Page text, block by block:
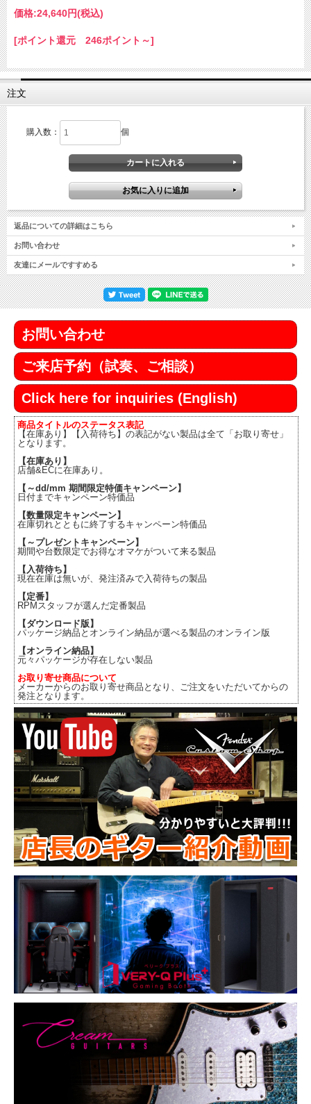
価格:24,640円(税込)
[ポイント還元 246ポイント～]
注文
購入数： 個
返品についての詳細はこちら
お問い合わせ
友達にメールですすめる
お問い合わせ
ご来店予約（試奏、ご相談）
Click here for inquiries (English)
商品タイトルのステータス表記
【在庫あり】【入荷待ち】の表記がない製品は全て「お取り寄せ」
となります。
【在庫あり】
店舗&ECに在庫あり。
【～dd/mm 期間限定特価キャンペーン】
日付までキャンペーン特価品
【数量限定キャンペーン】
在庫切れとともに終了するキャンペーン特価品
【～プレゼントキャンペーン】
期間や台数限定でお得なオマケがついて来る製品
【入荷待ち】
現在在庫は無いが、発注済みで入荷待ちの製品
【定番】
RPMスタッフが選んだ定番製品
【ダウンロード版】
パッケージ納品とオンライン納品が選べる製品のオンライン版
【オンライン納品】
元々パッケージが存在しない製品
お取り寄せ商品について
メーカーからのお取り寄せ商品となり、ご注文をいただいてからの
発注となります。